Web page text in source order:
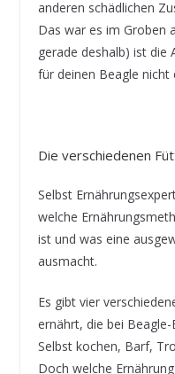
anderen schädlichen
Das war es im Groben
gerade deshalb) ist die
für deinen Beagle nicht
Die verschiedenen
Selbst
welche
ist und was eine
ausmacht.
Es gibt vier
ernährt, die bei
Selbst kochen, Barf,
Doch welche